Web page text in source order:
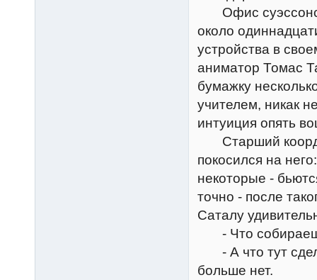
Офис
около
устройства в
аниматор Томас
бумажку
учителем, никак
интуиция опять
Старший
покосился на
некоторые -
точно - после
Саталу
- Что
- А что тут
больше нет.